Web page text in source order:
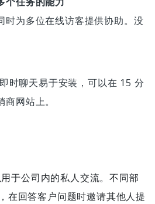
时为多位在线访客提供协助。没
聊天易于安装，可以在 15 分
网站上。
于公司内的私人交流。不同部
在回答客户问题时邀请其他人提